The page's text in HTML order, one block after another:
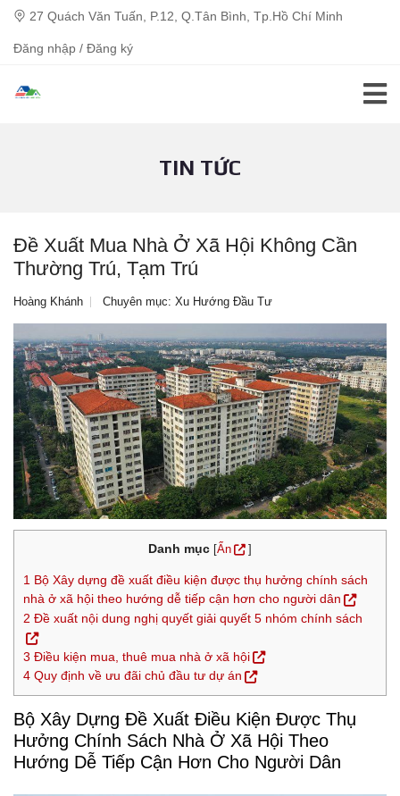
27 Quách Văn Tuấn, P.12, Q.Tân Bình, Tp.Hồ Chí Minh
Đăng nhập / Đăng ký
TIN TỨC
Đề Xuất Mua Nhà Ở Xã Hội Không Cần
Thường Trú, Tạm Trú
Hoàng Khánh Chuyên mục: Xu Hướng Đầu Tư
Danh mục [Ẩn ]
1 Bộ Xây dựng đề xuất điều kiện được thụ hưởng chính sách
nhà ở xã hội theo hướng dễ tiếp cận hơn cho người dân
2 Đề xuất nội dung nghị quyết giải quyết 5 nhóm chính sách
3 Điều kiện mua, thuê mua nhà ở xã hội
4 Quy định về ưu đãi chủ đầu tư dự án
Bộ Xây Dựng Đề Xuất Điều Kiện Được Thụ
Hưởng Chính Sách Nhà Ở Xã Hội Theo
Hướng Dễ Tiếp Cận Hơn Cho Người Dân